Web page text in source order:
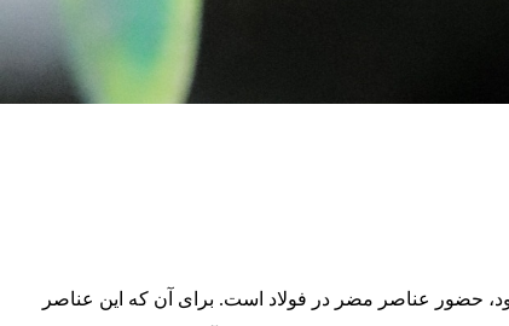
حضور عناصر مضر در فولاد است. برای آن‌ که این عناصر